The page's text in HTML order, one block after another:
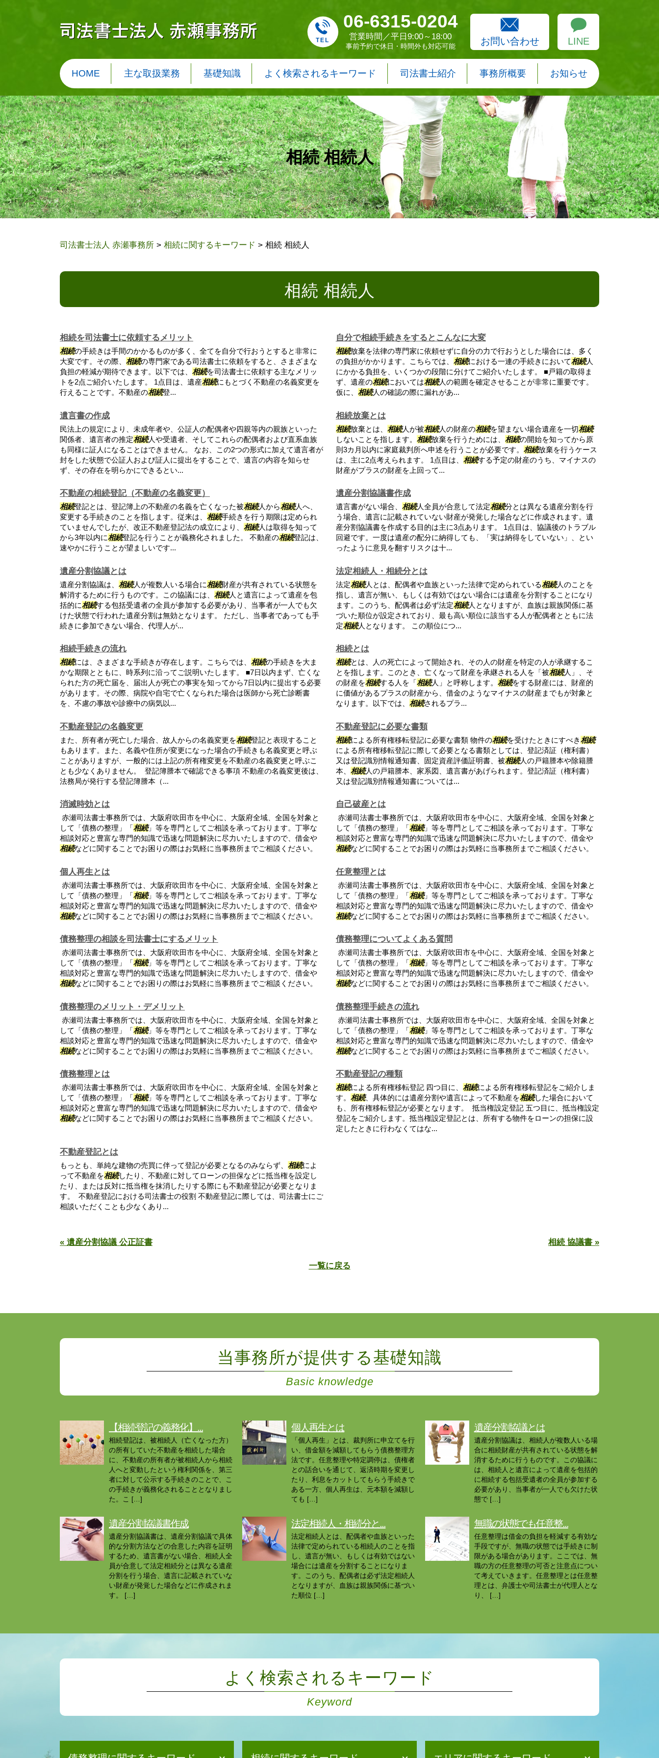
相続 相続人
06-6315-0204
営業時間／平日9:00～18:00
事前予約で休日・時間外も対応可能 お問い合わせ LINE
HOME 主な取扱業務 基礎知識 よく検索されるキーワード 司法書士紹介 事務所概要 お知らせ
司法書士法人 赤瀬事務所 > 相続に関するキーワード > 相続 相続人
相続 相続人
相続を司法書士に依頼するメリット
相続の手続きは手間のかかるものが多く、全てを自分で行おうとすると非常に
大変です。その際、 相続の専門家である司法書士に依頼をすると、さまざまな
負担の軽減が期待できます。以下では、 相続を司法書士に依頼する主なメリッ
トを2点ご紹介いたします。 1点目は、遺産相続にもとづく不動産の名義変更を
行えることです。不動産の相続登...
自分で相続手続きをするとこんなに大変
相続放棄を法律の専門家に依頼せずに自分の力で行おうとした場合には、多く
の負担がかかります。こちらでは、 相続における一連の手続きにおいて相続人
にかかる負担を、いくつかの段階に分けてご紹介いたします。 ■戸籍の取得ま
ず、遺産の相続においては相続人の範囲を確定させることが非常に重要です。
仮に、 相続人の確認の際に漏れがあ...
遺言書の作成
民法上の規定により、未成年者や、公証人の配偶者や四親等内の親族といった
関係者、遺言者の推定相続人や受遺者、そしてこれらの配偶者および直系血族
も同様に証人になることはできません。 なお、この2つの形式に加えて遺言者が
封をした状態で公証人および証人に提出をすることで、遺言の内容を知らせ
ず、その存在を明らかにできるとい...
相続放棄とは
相続放棄とは、 相続人が被相続人の財産の相続を望まない場合遺産を一切相続
しないことを指します。 相続放棄を行うためには、 相続の開始を知ってから原
則3カ月以内に家庭裁判所へ申述を行うことが必要です。 相続放棄を行うケース
は、主に2点考えられます。 1点目は、 相続する予定の財産のうち、マイナスの
財産がプラスの財産を上回って...
不動産の相続登記（不動産の名義変更）
相続登記とは、登記簿上の不動産の名義を亡くなった被相続人から相続人へ、
変更する手続きのことを指します。従来は、 相続手続きを行う期限は定められ
ていませんでしたが、改正不動産登記法の成立により、 相続人は取得を知って
から3年以内に相続登記を行うことが義務化されました。 不動産の相続登記は、
速やかに行うことが望ましいです...
遺産分割協議書作成
遺言書がない場合、 相続人全員が合意して法定相続分とは異なる遺産分割を行
う場合、遺言に記載されていない財産が発覚した場合などに作成されます。遺
産分割協議書を作成する目的は主に3点あります。 1点目は、協議後のトラブル
回避です。一度は遺産の配分に納得しても、「実は納得をしていない」、とい
ったように意見を翻すリスクは十...
遺産分割協議とは
遺産分割協議は、 相続人が複数人いる場合に相続財産が共有されている状態を
解消するために行うものです。この協議には、 相続人と遺言によって遺産を包
括的に相続する包括受遺者の全員が参加する必要があり、当事者が一人でも欠
けた状態で行われた遺産分割は無効となります。 ただし、当事者であっても手
続きに参加できない場合、代理人が...
法定相続人・相続分とは
法定相続人とは、配偶者や血族といった法律で定められている相続人のことを
指し、遺言が無い、もしくは有効ではない場合には遺産を分割することになり
ます。このうち、配偶者は必ず法定相続人となりますが、血族は親族関係に基
づいた順位が設定されており、最も高い順位に該当する人が配偶者とともに法
定相続人となります。 この順位につ...
相続手続きの流れ
相続には、さまざまな手続きが存在します。こちらでは、 相続の手続きを大ま
かな期限とともに、時系列に沿ってご説明いたします。 ■7日以内まず、亡くな
られた方の死亡届を、届出人が死亡の事実を知ってから7日以内に提出する必要
があります。その際、病院や自宅で亡くなられた場合は医師から死亡診断書
を、不慮の事故や診療中の病気以...
相続とは
相続とは、人の死亡によって開始され、その人の財産を特定の人が承継するこ
とを指します。このとき、亡くなって財産を承継される人を「被相続人」、そ
の財産を相続する人を「相続人」と呼称します。 相続をする財産には、財産的
に価値があるプラスの財産から、借金のようなマイナスの財産までもが対象と
なります。以下では、 相続されるプラ...
不動産登記の名義変更
また、所有者が死亡した場合、故人からの名義変更を相続登記と表現すること
もあります。また、名義や住所が変更になった場合の手続きも名義変更と呼ぶ
ことがありますが、一般的には上記の所有権変更を不動産の名義変更と呼ぶこ
とも少なくありません。 登記簿謄本で確認できる事項 不動産の名義変更後は、
法務局が発行する登記簿謄本（...
不動産登記に必要な書類
相続による所有権移転登記に必要な書類 物件の相続を受けたときにすべき相続
による所有権移転登記に際して必要となる書類としては、登記済証（権利書）
又は登記識別情報通知書、固定資産評価証明書、被相続人の戸籍謄本や除籍謄
本、 相続人の戸籍謄本、家系図、遺言書があげられます。登記済証（権利書）
又は登記識別情報通知書については...
消滅時効とは
赤瀬司法書士事務所では、大阪府吹田市を中心に、大阪府全域、全国を対象と
して「債務の整理」「相続」等を専門としてご相談を承っております。丁寧な
相談対応と豊富な専門的知識で迅速な問題解決に尽力いたしますので、借金や
相続などに関することでお困りの際はお気軽に当事務所までご相談ください。
自己破産とは
赤瀬司法書士事務所では、大阪府吹田市を中心に、大阪府全域、全国を対象と
して「債務の整理」「相続」等を専門としてご相談を承っております。丁寧な
相談対応と豊富な専門的知識で迅速な問題解決に尽力いたしますので、借金や
相続などに関することでお困りの際はお気軽に当事務所までご相談ください。
個人再生とは
赤瀬司法書士事務所では、大阪府吹田市を中心に、大阪府全域、全国を対象と
して「債務の整理」「相続」等を専門としてご相談を承っております。丁寧な
相談対応と豊富な専門的知識で迅速な問題解決に尽力いたしますので、借金や
相続などに関することでお困りの際はお気軽に当事務所までご相談ください。
任意整理とは
赤瀬司法書士事務所では、大阪府吹田市を中心に、大阪府全域、全国を対象と
して「債務の整理」「相続」等を専門としてご相談を承っております。丁寧な
相談対応と豊富な専門的知識で迅速な問題解決に尽力いたしますので、借金や
相続などに関することでお困りの際はお気軽に当事務所までご相談ください。
債務整理の相談を司法書士にするメリット
赤瀬司法書士事務所では、大阪府吹田市を中心に、大阪府全域、全国を対象と
して「債務の整理」「相続」等を専門としてご相談を承っております。丁寧な
相談対応と豊富な専門的知識で迅速な問題解決に尽力いたしますので、借金や
相続などに関することでお困りの際はお気軽に当事務所までご相談ください。
債務整理についてよくある質問
赤瀬司法書士事務所では、大阪府吹田市を中心に、大阪府全域、全国を対象と
して「債務の整理」「相続」等を専門としてご相談を承っております。丁寧な
相談対応と豊富な専門的知識で迅速な問題解決に尽力いたしますので、借金や
相続などに関することでお困りの際はお気軽に当事務所までご相談ください。
債務整理のメリット・デメリット
赤瀬司法書士事務所では、大阪府吹田市を中心に、大阪府全域、全国を対象と
して「債務の整理」「相続」等を専門としてご相談を承っております。丁寧な
相談対応と豊富な専門的知識で迅速な問題解決に尽力いたしますので、借金や
相続などに関することでお困りの際はお気軽に当事務所までご相談ください。
債務整理手続きの流れ
赤瀬司法書士事務所では、大阪府吹田市を中心に、大阪府全域、全国を対象と
して「債務の整理」「相続」等を専門としてご相談を承っております。丁寧な
相談対応と豊富な専門的知識で迅速な問題解決に尽力いたしますので、借金や
相続などに関することでお困りの際はお気軽に当事務所までご相談ください。
債務整理とは
赤瀬司法書士事務所では、大阪府吹田市を中心に、大阪府全域、全国を対象と
して「債務の整理」「相続」等を専門としてご相談を承っております。丁寧な
相談対応と豊富な専門的知識で迅速な問題解決に尽力いたしますので、借金や
相続などに関することでお困りの際はお気軽に当事務所までご相談ください。
不動産登記の種類
相続による所有権移転登記 四つ目に、 相続による所有権移転登記をご紹介しま
す。 相続、具体的には遺産分割や遺言によって不動産を相続した場合において
も、所有権移転登記が必要となります。 抵当権設定登記 五つ目に、抵当権設定
登記をご紹介します。抵当権設定登記とは、所有する物件をローンの担保に設
定したときに行わなくてはな...
不動産登記とは
もっとも、単純な建物の売買に伴って登記が必要となるのみならず、 相続によ
って不動産を相続したり、不動産に対してローンの担保などに抵当権を設定し
たり、または反対に抵当権を抹消したりする際にも不動産登記が必要となりま
す。 不動産登記における司法書士の役割 不動産登記に際しては、司法書士にご
相談いただくことも少なくあり...
« 遺産分割協議 公正証書 相続 協議書 »
一覧に戻る
当事務所が提供する基礎知識
Basic knowledge
【相続登記の義務化】...
相続登記は、被相続人（亡くなった方）
の所有していた不動産を相続した場合
に、不動産の所有者が被相続人から相続
人へと変動したという権利関係を、第三
者に対して公示する手続きのことで、こ
の手続きが義務化されることとなりまし
た。こ […]
個人再生とは
「個人再生」とは、裁判所に申立てを行
い、借金額を減額してもらう債務整理方
法です。任意整理や特定調停は、債権者
との話合いを通じて、返済時期を変更し
たり、利息をカットしてもらう手続きで
ある一方、個人再生は、元本額を減額し
ても […]
遺産分割協議とは
遺産分割協議は、相続人が複数人いる場
合に相続財産が共有されている状態を解
消するために行うものです。この協議に
は、相続人と遺言によって遺産を包括的
に相続する包括受遺者の全員が参加する
必要があり、当事者が一人でも欠けた状
態で […]
遺産分割協議書作成
遺産分割協議書は、遺産分割協議で具体
的な分割方法などの合意した内容を証明
するため、遺言書がない場合、相続人全
員が合意して法定相続分とは異なる遺産
分割を行う場合、遺言に記載されていな
い財産が発覚した場合などに作成されま
す。 […]
法定相続人・相続分と...
法定相続人とは、配偶者や血族といった
法律で定められている相続人のことを指
し、遺言が無い、もしくは有効ではない
場合には遺産を分割することになりま
す。このうち、配偶者は必ず法定相続人
となりますが、血族は親族関係に基づい
た順位 […]
無職の状態でも任意整...
任意整理は借金の負担を軽減する有効な
手段ですが、無職の状態では手続きに制
限がある場合があります。ここでは、無
職の方の任意整理の可否と注意点につい
て考えていきます。任意整理とは任意整
理とは、弁護士や司法書士が代理人とな
り、 […]
よく検索されるキーワード
Keyword